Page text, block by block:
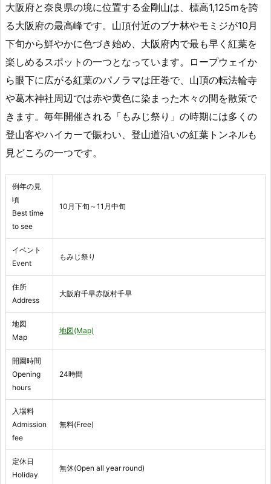
大阪府と奈良県の境に位置する金剛山は、標高1,125mを誇
る大阪府の最高峰です。山頂付近のブナ林やモミジが10月
下旬から鮮やかに色づき始め、大阪府内で最も早く紅葉を
楽しめるスポットの一つとなっています。ロープウェイか
ら眼下に広がる紅葉のパノラマは圧巻で、山頂の転法輪寺
や葛木神社周辺では赤や黄色に染まった木々の間を散策で
きます。毎年開催される「もみじ祭り」の時期には多くの
登山客やハイカーで賑わい、登山道沿いの紅葉トンネルも
見どころの一つです。
例年の見
頃
Best time
to see
10月下旬～11月中旬
イベント
Event
もみじ祭り
住所
Address
大阪府千早赤阪村千早
地図
Map
地図(Map)
開園時間
Opening
hours
24時間
入場料
Admission
fee
無料(Free)
定休日
Holiday
無休(Open all year round)